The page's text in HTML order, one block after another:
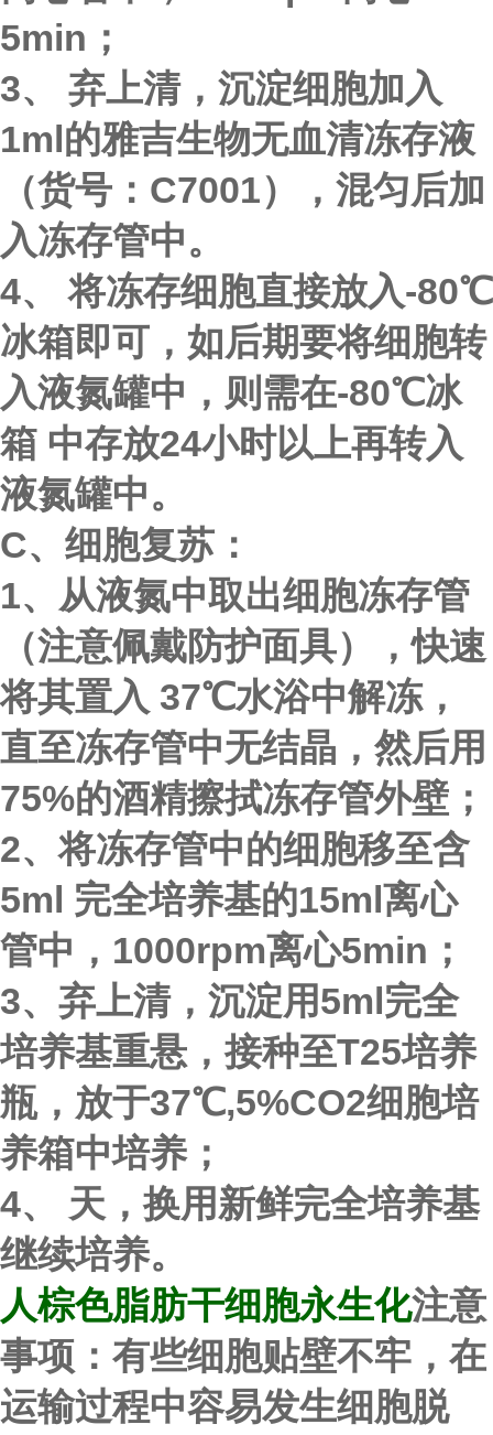
5min；
3、 弃上清，沉淀细胞加入
1ml的雅吉生物无血清冻存液
（货号：C7001），混匀后加
入冻存管中。
4、 将冻存细胞直接放入-80℃
冰箱即可，如后期要将细胞转
入液氮罐中，则需在-80℃冰
箱 中存放24小时以上再转入
液氮罐中。
C、 细胞复苏：
1、从液氮中取出细胞冻存管
（注意佩戴防护面具），快速
将其置入 37℃水浴中解冻，
直至冻存管中无结晶，然后用
75%的酒精擦拭冻存管外壁；
2、将冻存管中的细胞移至含
5ml 完全培养基的15ml离心
管中，1000rpm离心5min；
3、弃上清，沉淀用5ml完全
培养基重悬，接种至T25培养
瓶，放于37℃,5%CO2细胞培
养箱中培养；
4、 天，换用新鲜完全培养基
继续培养。
人棕色脂肪干细胞永生化注意
事项： 有些细胞贴壁不牢，在
运输过程中容易发生细胞脱